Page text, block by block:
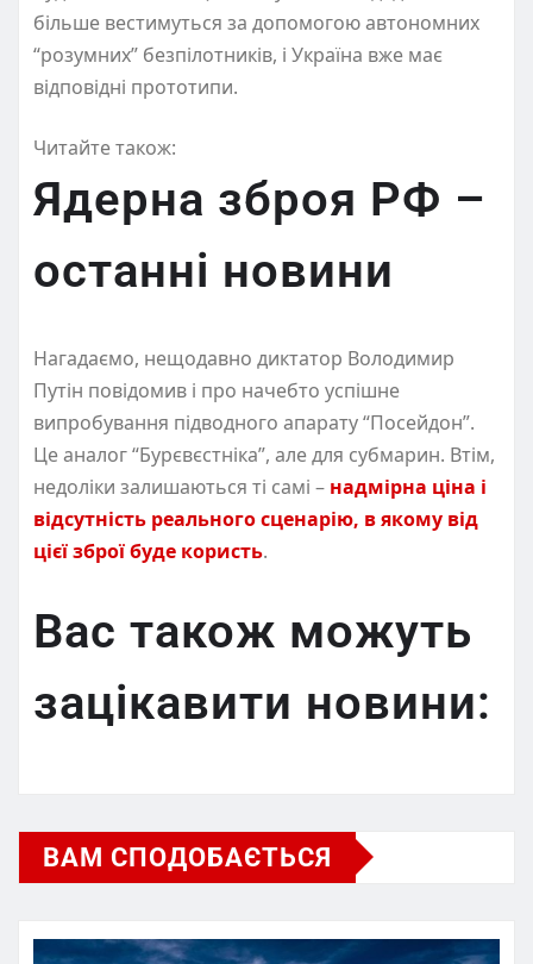
більше вестимуться за допомогою автономних
“розумних” безпілотників, і Україна вже має
відповідні прототипи.
Читайте також:
Ядерна зброя РФ –
останні новини
Нагадаємо, нещодавно диктатор Володимир
Путін повідомив і про начебто успішне
випробування підводного апарату “Посейдон”.
Це аналог “Бурєвєстніка”, але для субмарин. Втім,
недоліки залишаються ті самі – надмірна ціна і
відсутність реального сценарію, в якому від
цієї зброї буде користь.
Вас також можуть
зацікавити новини:
ВАМ СПОДОБАЄТЬСЯ